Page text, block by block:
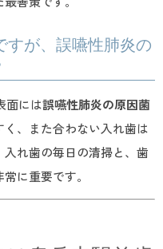
すが、誤嚥性肺炎の
面には誤嚥性肺炎の原因菌
、また合わない入れ歯は
入れ歯の毎日の清掃と、歯
常に重要です。